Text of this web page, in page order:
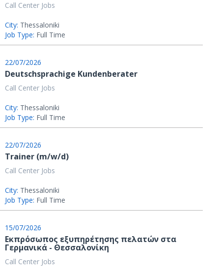
Call Center Jobs
City: Thessaloniki
Job Type: Full Time
22/07/2026
Deutschsprachige Kundenberater
Call Center Jobs
City: Thessaloniki
Job Type: Full Time
22/07/2026
Trainer (m/w/d)
Call Center Jobs
City: Thessaloniki
Job Type: Full Time
15/07/2026
Εκπρόσωπος εξυπηρέτησης πελατών στα
Γερμανικά - Θεσσαλονίκη
Call Center Jobs